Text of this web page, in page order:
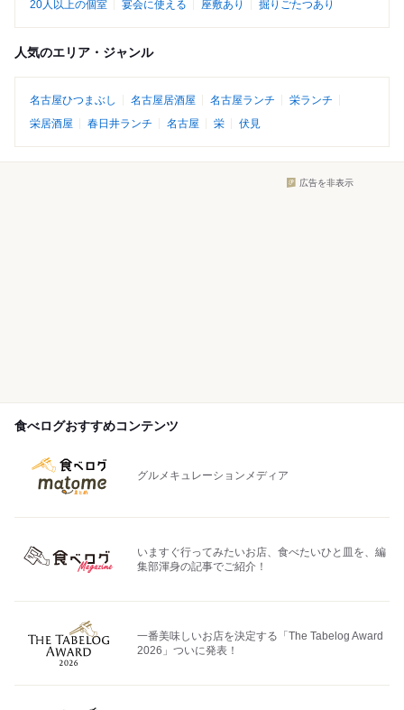
20人以上の個室
宴会に使える 座敷あり 掘りごたつあり
人気のエリア・ジャンル
名古屋ひつまぶし 名古屋居酒屋 名古屋ランチ
栄ランチ
栄居酒屋
春日井ランチ 名古屋 栄 伏見
広告を非表示
食べログおすすめコンテンツ
グルメキュレーションメディア
いますぐ行ってみたいお店、食べたいひと皿を、編
集部渾身の記事でご紹介！
一番美味しいお店を決定する「The Tabelog Award
2026」ついに発表！